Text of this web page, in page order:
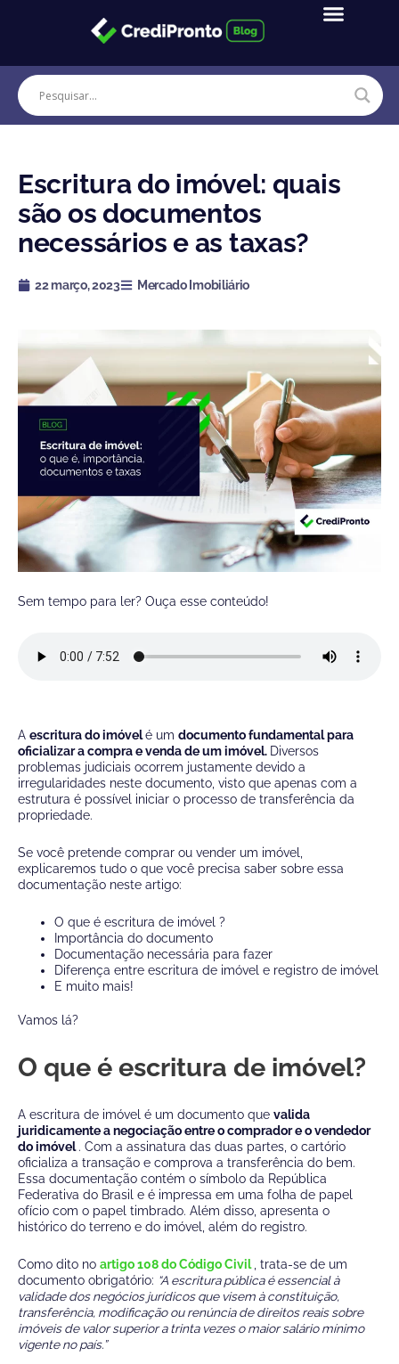
conteúdo
Escritura do imóvel: quais
são os documentos
necessários e as taxas?
22 março, 2023 Mercado Imobiliário
Sem tempo para ler? Ouça esse conteúdo!
A escritura do imóvelé um documento fundamental para
oficializar a compra e venda de um imóvel. Diversos
problemas judiciais ocorrem justamente devido a
irregularidades neste documento, visto que apenas com a
estrutura é possível iniciar o processo de transferência da
propriedade.
Se você pretende comprar ou vender um imóvel,
explicaremos tudo o que você precisa saber sobre essa
documentação neste artigo:
O que é escritura de imóvel?
Importância do documento
Documentação necessária para fazer
Diferença entre escritura de imóvel e registro de imóvel
E muito mais!
Vamos lá?
O que é escritura de imóvel?
A escritura de imóvel é um documento que valida
juridicamente a negociação entre o comprador e o vendedor
do imóvel. Com a assinatura das duas partes, o cartório
oficializa a transação e comprova a transferência do bem.
Essa documentação contém o símbolo da República
Federativa do Brasil e é impressa em uma folha de papel
ofício com o papel timbrado. Além disso, apresenta o
histórico do terreno e do imóvel, além do registro.
Como dito no artigo 108 do Código Civil , trata-se de um
documento obrigatório: “A escritura pública é essencial à
validade dos negócios jurídicos que visem à constituição,
transferência, modificação ou renúncia de direitos reais sobre
imóveis de valor superior a trinta vezes o maior salário mínimo
vigente no país.”